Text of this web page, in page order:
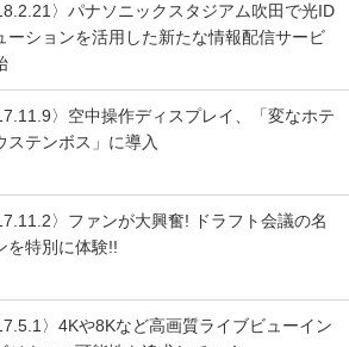
〉パナソニックスタジアム吹田で光ID
ーションを活用した新たな情報配信サービ
〉空中操作ディスプレイ、「変なホテ
ステンボス」に導入
〉ファンが大興奮! ドラフト会議の名
を特別に体験!!
〉4Kや8Kなど高画質ライブビューイン